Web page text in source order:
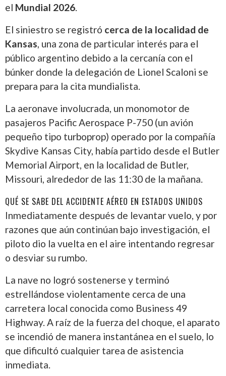
el Mundial 2026.
El siniestro se registró cerca de la localidad de
Kansas, una zona de particular interés para el
público argentino debido a la cercanía con el
búnker donde la delegación de Lionel Scaloni se
prepara para la cita mundialista.
La aeronave involucrada, un monomotor de
pasajeros Pacific Aerospace P-750 (un avión
pequeño tipo turboprop) operado por la compañía
Skydive Kansas City, había partido desde el Butler
Memorial Airport, en la localidad de Butler,
Missouri, alrededor de las 11:30 de la mañana.
QUÉ SE SABE DEL ACCIDENTE AÉREO EN ESTADOS UNIDOS
Inmediatamente después de levantar vuelo, y por
razones que aún continúan bajo investigación, el
piloto dio la vuelta en el aire intentando regresar
o desviar su rumbo.
La nave no logró sostenerse y terminó
estrellándose violentamente cerca de una
carretera local conocida como Business 49
Highway. A raíz de la fuerza del choque, el aparato
se incendió de manera instantánea en el suelo, lo
que dificultó cualquier tarea de asistencia
inmediata.